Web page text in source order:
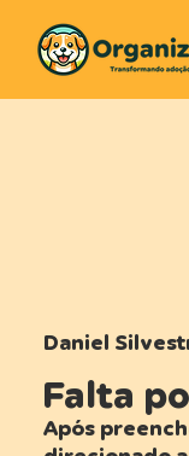
Daniel
Falta
Após